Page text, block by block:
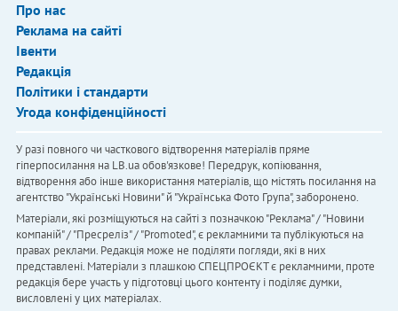
Про нас
Реклама на сайті
Івенти
Редакція
Політики і стандарти
Угода конфіденційності
У разі повного чи часткового відтворення матеріалів пряме
гіперпосилання на LB.ua обов'язкове! Передрук, копіювання,
відтворення або інше використання матеріалів, що містять посилання на
агентство "Українськi Новини" й "Українська Фото Група", заборонено.
Матеріали, які розміщуються на сайті з позначкою "Реклама" / "Новини
компаній" / "Пресреліз" / "Promoted", є рекламними та публікуються на
правах реклами. Редакція може не поділяти погляди, які в них
представлені. Матеріали з плашкою СПЕЦПРОЄКТ є рекламними, проте
редакція бере участь у підготовці цього контенту і поділяє думки,
висловлені у цих матеріалах.